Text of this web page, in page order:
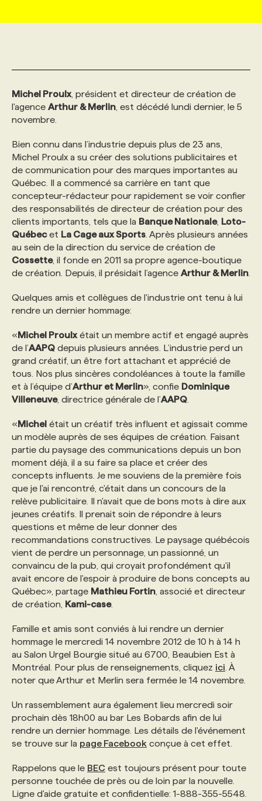
AFFAIRES DE L'INDUSTRIE
INITIATIVES NUMÉRIQUES
PRIX ET DISTINCTIONS
TENDANCES
WEB & MÉDIAS SOCIAUX
MARKETING DURABLE
GEO/SEO
ÉVÉNEMENTIEL
NOS AUTEUR‧RICES
INFOLETTRE PUBLICITÉ
ANNONCEZ AVEC NOUS
CONSULTER LA CVTHÈQUE
PROFIL ENTREPRISE
FAQ
ANNONCEZ AVEC NOUS
VOIR LES OFFRES
PROFIL CANDIDAT
FAQ
ANNONCEZ AVEC NOUS
NOS FORMATIONS EN LIGNE
NOS PARCOURS DE FORMATIONS
FORMATIONS PERSONNALISÉES
NOS FORMATEUR‧RICES
POURQUOI CHOISIR NOS FORMATIONS
NOS TARIFS
ANNONCEZ AVEC NOUS
CHASSE DE TÊTE
SERVICE DE CHASSE DE TÊTE
NOS TARIFS
NOS EXPERTISES
FAQ
ANNONCEZ AVEC NOUS
Michel Proulx , président et directeur de création de
l'agence Arthur & Merlin , est décédé lundi dernier, le 5
novembre.
Bien connu dans l’industrie depuis plus de 23 ans,
Michel Proulx a su créer des solutions publicitaires et
de communication pour des marques importantes au
Québec. Il a commencé sa carrière en tant que
concepteur-rédacteur pour rapidement se voir confier
des responsabilités de directeur de création pour des
clients importants, tels que la Banque Nationale, Loto-
Québecet La Cage aux Sports . Après plusieurs années
au sein de la direction du service de création de
Cossette, il fonde en 2011 sa propre agence-boutique
de création. Depuis, il présidait l’agence Arthur & Merlin
Quelques amis et collègues de l'industrie ont tenu à lui
rendre un dernier hommage:
«Michel Proulx était un membre actif et engagé auprès
de l’AAPQ depuis plusieurs années. L’industrie perd un
grand créatif, un être fort attachant et apprécié de
tous. Nos plus sincères condoléances à toute la famille
et à l’équipe d’Arthur et Merlin», confie Dominique
Villeneuve, directrice générale de l’AAPQ
«Michel était un créatif très influent et agissait comme
un modèle auprès de ses équipes de création. Faisant
partie du paysage des communications depuis un bon
moment déjà, il a su faire sa place et créer des
concepts influents. Je me souviens de la première fois
que je l'ai rencontré, c'était dans un concours de la
relève publicitaire. Il n'avait que de bons mots à dire aux
jeunes créatifs. Il prenait soin de répondre à leurs
questions et même de leur donner des
recommandations constructives. Le paysage québécois
vient de perdre un personnage, un passionné, un
convaincu de la pub, qui croyait profondément qu'il
avait encore de l'espoir à produire de bons concepts au
Québec», partage Mathieu Fortin , associé et directeur
de création, Kami-case.
Famille et amis sont conviés à lui rendre un dernier
hommage le mercredi 14 novembre 2012 de 10 h à 14 h
au Salon Urgel Bourgie situé au 6700, Beaubien Est à
Montréal. Pour plus de renseignements, cliquez ici . À
noter que Arthur et Merlin sera fermée le 14 novembre.
Un rassemblement aura également lieu mercredi soir
prochain dès 18h00 au bar Les Bobards afin de lui
rendre un dernier hommage. Les détails de l'événement
se trouve sur la page Facebook conçue à cet effet.
Rappelons que le BEC est toujours présent pour toute
personne touchée de près ou de loin par la nouvelle.
Ligne d'aide gratuite et confidentielle: 1-888-355-5548.